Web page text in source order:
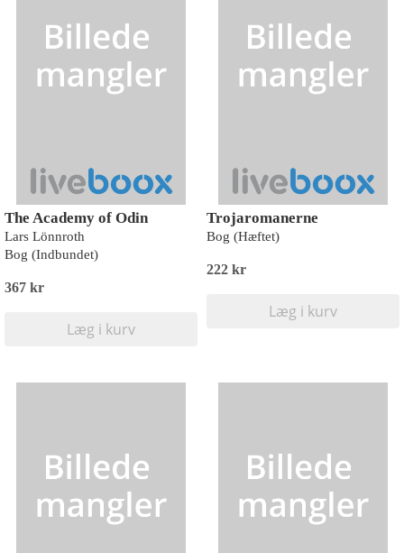
The Academy of Odin
Lars Lönnroth
Bog (Indbundet)
367 kr
Læg i kurv
Trojaromanerne
Bog (Hæftet)
222 kr
Læg i kurv